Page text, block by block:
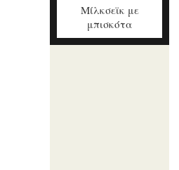
Μίλκσεϊκ με
μπισκότα